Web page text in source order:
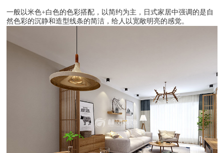
一般以米色+白色的色彩搭配，以简约为主，日式家居中强调的是自
然色彩的沉静和造型线条的简洁，给人以宽敞明亮的感觉。